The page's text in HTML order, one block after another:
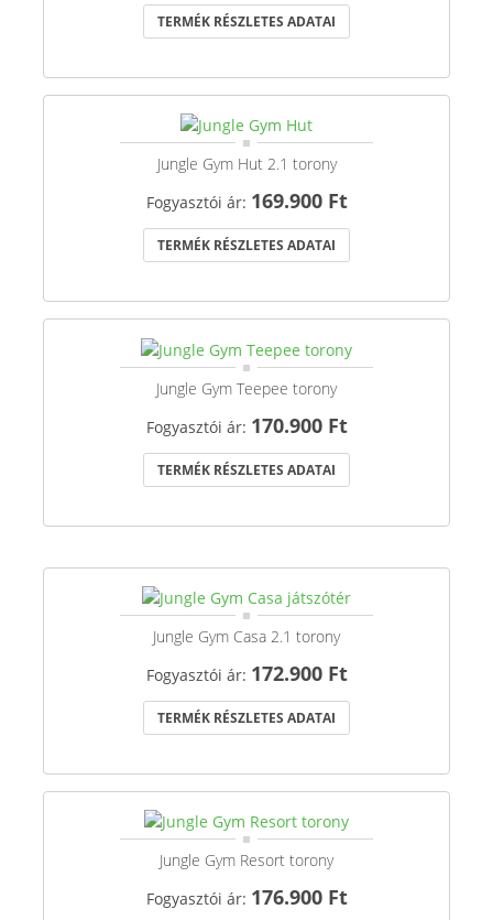
TERMÉK RÉSZLETES ADATAI
Jungle Gym Hut 2.1 torony
Fogyasztói ár: 169.900 Ft
TERMÉK RÉSZLETES ADATAI
Jungle Gym Teepee torony
Fogyasztói ár: 170.900 Ft
TERMÉK RÉSZLETES ADATAI
Jungle Gym Casa 2.1 torony
Fogyasztói ár: 172.900 Ft
TERMÉK RÉSZLETES ADATAI
Jungle Gym Resort torony
Fogyasztói ár: 176.900 Ft